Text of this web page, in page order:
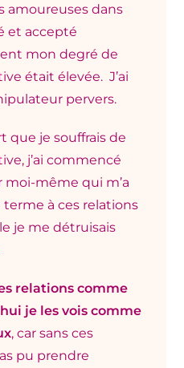
amoureuses dans
et accepté
mon degré de
était élevée. J’ai
pervers.
que je souffrais de
j’ai commencé
moi-même qui m’a
à ces relations
je me détruisais
relations comme
je les vois comme
, car sans ces
pu prendre